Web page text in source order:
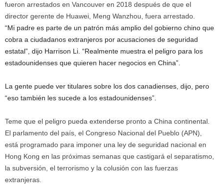
fueron arrestados en Vancouver en 2018 después de que el
director gerente de Huawei, Meng Wanzhou, fuera arrestado.
“Mi padre es parte de un patrón más amplio del gobierno chino que
cobra a ciudadanos extranjeros por acusaciones de seguridad
estatal”, dijo Harrison Li. “Realmente muestra el peligro para los
estadounidenses que quieren hacer negocios en China”.
La gente puede ver titulares sobre los dos canadienses, dijo, pero
“eso también les sucede a los estadounidenses”.
Teme que el peligro pueda extenderse pronto a China continental.
El parlamento del país, el Congreso Nacional del Pueblo (APN),
está programado para imponer una ley de seguridad nacional en
Hong Kong en las próximas semanas que castigará el separatismo,
la subversión, el terrorismo y la colusión con las fuerzas
extranjeras.